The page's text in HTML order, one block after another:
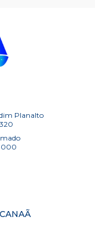
Planalto
000